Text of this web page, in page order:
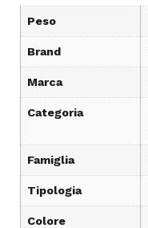
Peso
Brand
Marca
Categoria
Famiglia
Tipologia
Colore